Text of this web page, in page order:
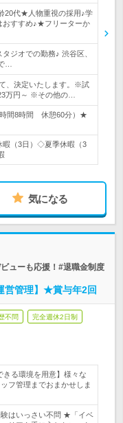
20代★人物重視の採用♪学
おすすめ♪★フリーターか
ジオでの勤務♪ 渋谷区、
…
、決定いたします。※試
万円～ ※その他の…
時間8時間 休憩60分）★
（3日）◇夏季休暇（3
気になる
ューも応援！#退職金制度
営管理】★賞与年2回
不問 完全週休2日制
きる環境を用意】様々な
フ管理までおまかせしま
はいっさい不問 ★「イベ